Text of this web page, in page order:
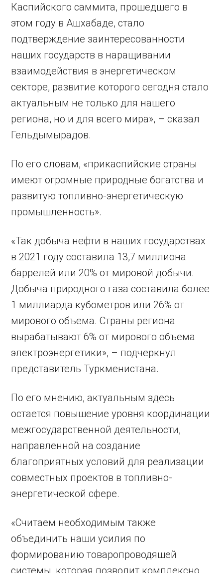
Каспийского саммита, прошедшего в
этом году в Ашхабаде, стало
подтверждение заинтересованности
наших государств в наращивании
взаимодействия в энергетическом
секторе, развитие которого сегодня стало
актуальным не только для нашего
региона, но и для всего мира», – сказал
Гельдымырадов.
По его словам, «прикаспийские страны
имеют огромные природные богатства и
развитую топливно-энергетическую
промышленность».
«Так добыча нефти в наших государствах
в 2021 году составила 13,7 миллиона
баррелей или 20% от мировой добычи.
Добыча природного газа составила более
1 миллиарда кубометров или 26% от
мирового объема. Страны региона
вырабатывают 6% от мирового объема
электроэнергетики», – подчеркнул
представитель Туркменистана.
По его мнению, актуальным здесь
остается повышение уровня координации
межгосударственной деятельности,
направленной на создание
благоприятных условий для реализации
совместных проектов в топливно-
энергетической сфере.
«Считаем необходимым также
объединить наши усилия по
формированию товаропроводящей
системы, которая позволит комплексно